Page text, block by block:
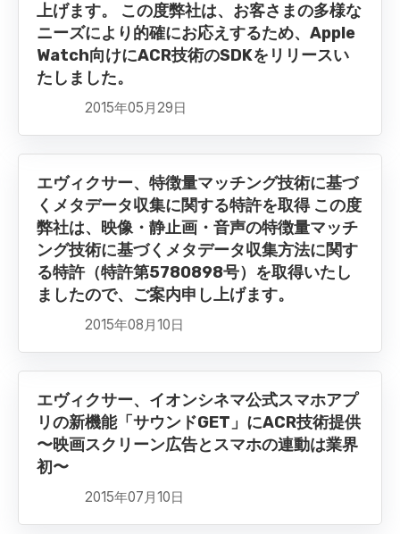
上げます。 この度弊社は、お客さまの多様な
ニーズにより的確にお応えするため、Apple
Watch向けにACR技術のSDKをリリースい
たしました。
2015年05月29日
エヴィクサー、特徴量マッチング技術に基づ
くメタデータ収集に関する特許を取得 この度
弊社は、映像・静止画・音声の特徴量マッチ
ング技術に基づくメタデータ収集方法に関す
る特許（特許第5780898号）を取得いたし
ましたので、ご案内申し上げます。
2015年08月10日
エヴィクサー、イオンシネマ公式スマホアプ
リの新機能「サウンドGET」にACR技術提供
〜映画スクリーン広告とスマホの連動は業界
初〜
2015年07月10日